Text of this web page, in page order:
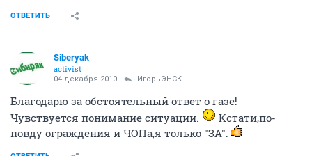
ОТВЕТИТЬ
Siberyak
activist
04 декабря 2010 ИгорьЭНСК
Благодарю за обстоятельный ответ о газе!
Чувствуется понимание ситуации.
Кстати,по-
повду ограждения и ЧОПа,я только "ЗА".